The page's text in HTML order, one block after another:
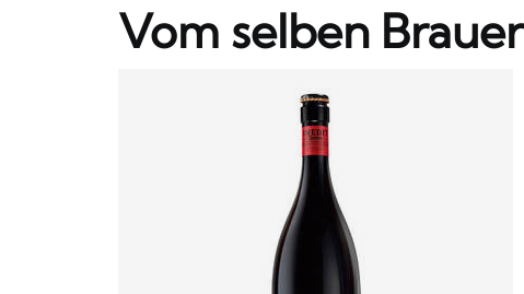
Vom selben Brauer